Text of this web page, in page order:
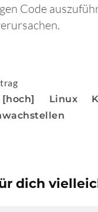
Code
[hoch] Linux
dich